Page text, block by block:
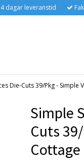
dagar leveranstid
Die-Cuts 39/Pkg - Simple
Simple
Cuts
Cottage